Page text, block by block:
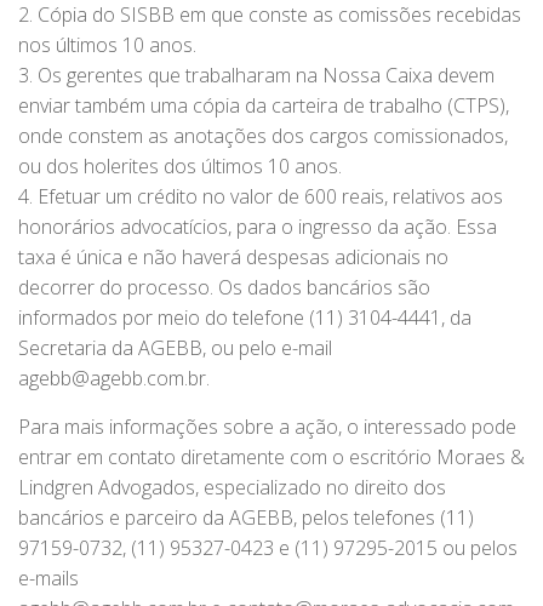
2. Cópia do SISBB em que conste as comissões recebidas
nos últimos 10 anos.
3. Os gerentes que trabalharam na Nossa Caixa devem
enviar também uma cópia da carteira de trabalho (CTPS),
onde constem as anotações dos cargos comissionados,
ou dos holerites dos últimos 10 anos.
4. Efetuar um crédito no valor de 600 reais, relativos aos
honorários advocatícios, para o ingresso da ação. Essa
taxa é única e não haverá despesas adicionais no
decorrer do processo. Os dados bancários são
informados por meio do telefone (11) 3104-4441, da
Secretaria da AGEBB, ou pelo e-mail
agebb@agebb.com.br.
Para mais informações sobre a ação, o interessado pode
entrar em contato diretamente com o escritório Moraes &
Lindgren Advogados, especializado no direito dos
bancários e parceiro da AGEBB, pelos telefones (11)
97159-0732, (11) 95327-0423 e (11) 97295-2015 ou pelos
e-mails